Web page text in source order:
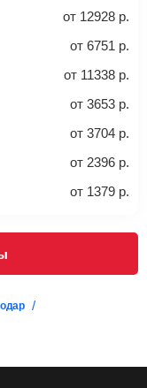
отдельно при
дешевле, чем
внимательно
включен ли
и его габаритах
от 12928 р.
от 6751 р.
от 11338 р.
от 3653 р.
от 3704 р.
от 2396 р.
от 1379 р.